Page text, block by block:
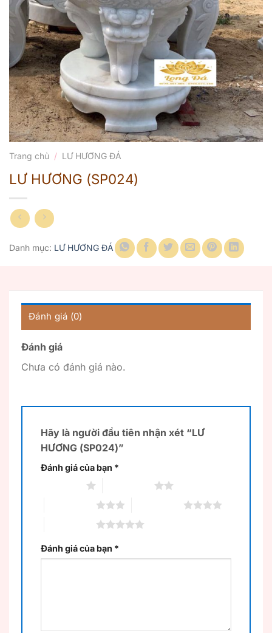
Trang chủ / LƯ HƯƠNG ĐÁ
LƯ HƯƠNG (SP024)
Danh mục: LƯ HƯƠNG ĐÁ
Đánh giá (0)
Đánh giá
Chưa có đánh giá nào.
Hãy là người đầu tiên nhận xét “LƯ
HƯƠNG (SP024)”
Đánh giá của bạn *
Đánh giá của bạn *